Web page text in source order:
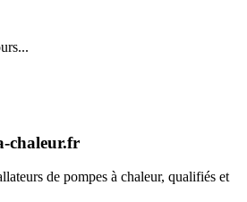
chaleur.fr
de pompes à chaleur, qualifiés et